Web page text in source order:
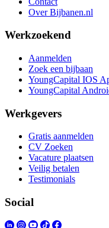
Over Bijbanen.nl
Werkzoekend
Aanmelden
Zoek een bijbaan
YoungCapital IOS
YoungCapital
Werkgevers
Gratis aanmelden
CV Zoeken
Vacature plaatsen
Veilig betalen
Testimonials
Social